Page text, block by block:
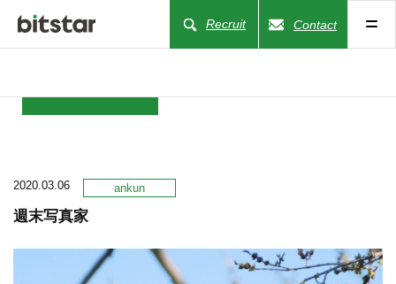
Recruit Contact
COMPANY
BUSINESS
2020.03.06 ankun
週末写真家